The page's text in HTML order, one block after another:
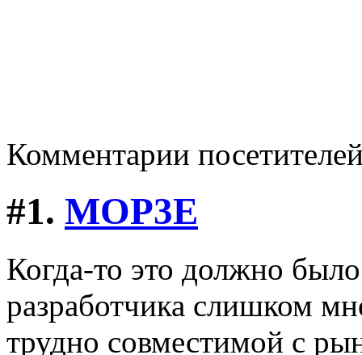
Комментарии
#1. MOP3E
Когда-то это должно
разработчика слишком
трудно совместимой с